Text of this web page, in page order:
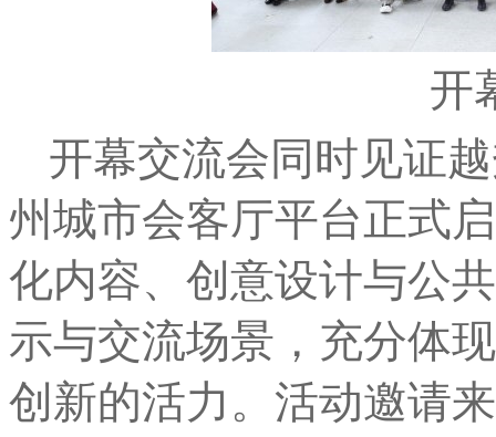
开
开幕交流会同时见证
州城市会客厅平台正式
化内容、创意设计与公
示与交流场景，充分体
创新的活力。活动邀请